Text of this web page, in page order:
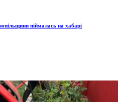
піймалась на хабарі